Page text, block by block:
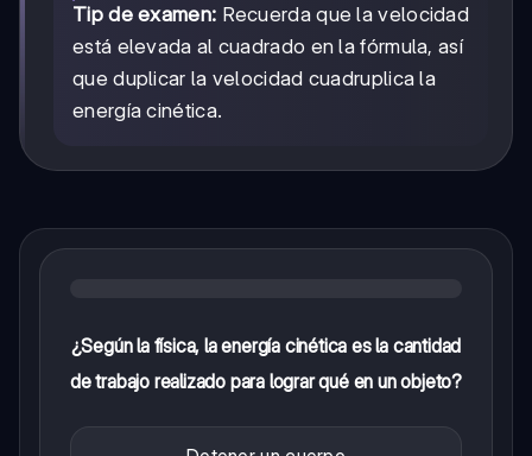
Tip de examen: Recuerda que la velocidad
está elevada al cuadrado en la fórmula, así
que duplicar la velocidad cuadruplica la
energía cinética.
¿Según la física, la energía cinética es la cantidad
de trabajo realizado para lograr qué en un objeto?